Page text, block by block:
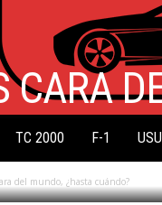
TC 2000 F-1
del mundo, ¿hasta cuándo?